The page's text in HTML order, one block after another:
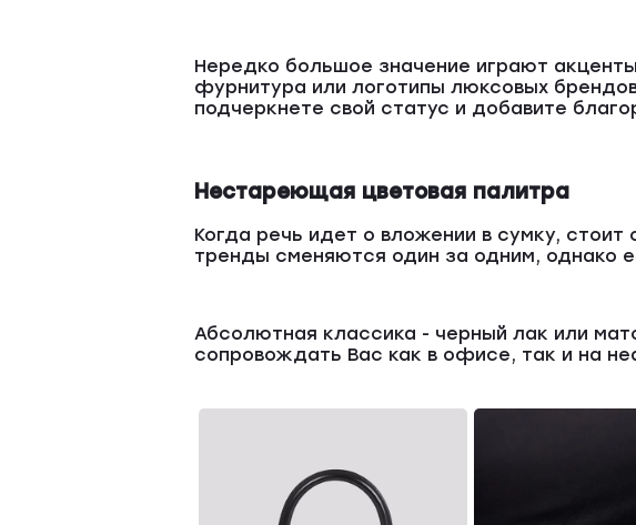
Нередко большое значение играют
фурнитура или логотипы люксовых
подчеркнете свой статус и добавите
Нестареющая цветовая палитра
Когда речь идет о вложении в сумку,
тренды сменяются один за одним, однако
Абсолютная классика - черный лак или
сопровождать Вас как в офисе, так и на